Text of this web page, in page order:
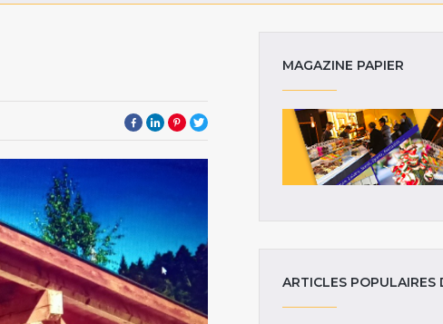
MAGAZINE PAPIER
ARTICLES POPULAIRES